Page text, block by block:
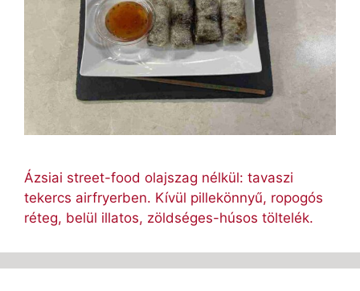
Ázsiai street-food olajszag nélkül: tavaszi
tekercs airfryerben. Kívül pillekönnyű, ropogós
réteg, belül illatos, zöldséges-húsos töltelék.